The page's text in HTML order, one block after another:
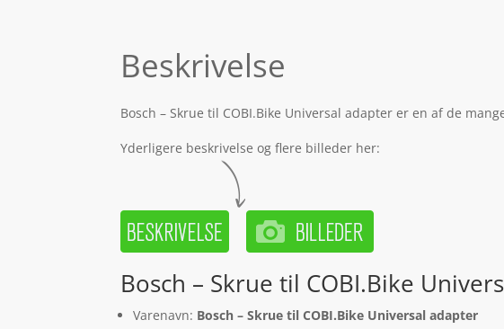
Beskrivelse
Bosch – Skrue til COBI.Bike Universal adapter er en af de
Yderligere beskrivelse og flere billeder her:
Bosch – Skrue til COBI.Bike
Varenavn: Bosch – Skrue til COBI.Bike Universal adapter